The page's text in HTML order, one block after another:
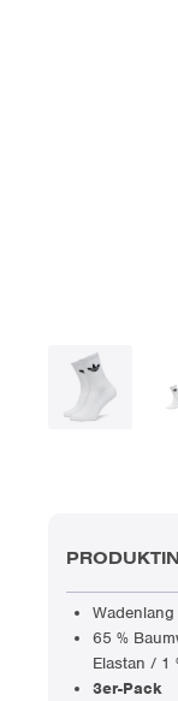
Wadenlang
65 %
Elastan / 1
3er-Pack